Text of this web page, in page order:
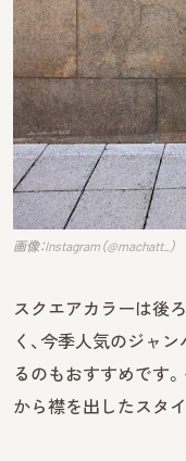
画像：Instagram（@machatt_）
スクエアカラーは後
く、今季人気のジャ
るのもおすすめです
から襟を出したスタ